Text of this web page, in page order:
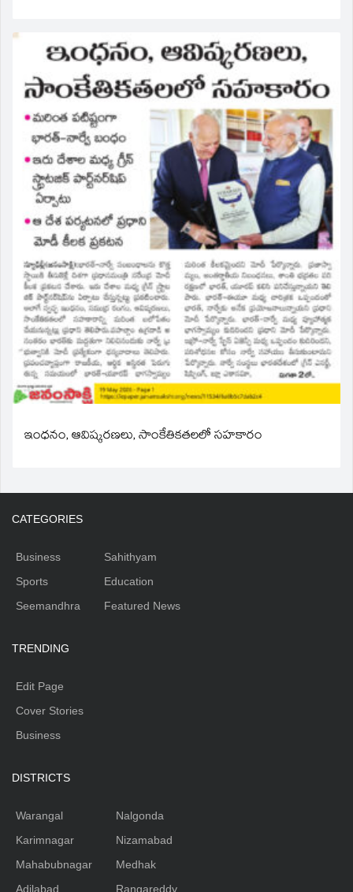
ఇంధనం, ఆవిష్కరణలు, సాంకేతికతలలో సహకారం
CATEGORIES
Business
Sports
Seemandhra
Sahithyam
Education
Featured News
TRENDING
Edit Page
Cover Stories
Business
DISTRICTS
Warangal
Karimnagar
Mahabubnagar
Adilabad
Nalgonda
Nizamabad
Medhak
Rangareddy